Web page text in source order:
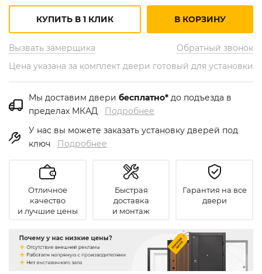
Вызвать замерщика Обратный звонок
КУПИТЬ В 1 КЛИК В КОРЗИНУ
Цена указана за комплект двери готовый для установки
Мы доставим двери бесплатно* до подъезда в
пределах МКАД Подробнее
У нас вы можете заказать установку дверей под
ключ Подробнее
Отличное
качество
и лучшие цены
Быстрая
доставка
и монтаж
Гарантия на все
двери